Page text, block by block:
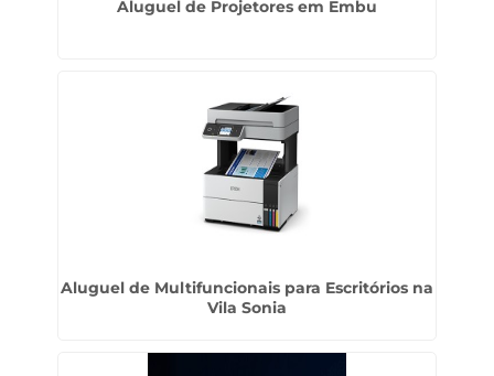
Aluguel de Projetores em Embu
Aluguel de Multifuncionais para Escritórios na
Vila Sonia